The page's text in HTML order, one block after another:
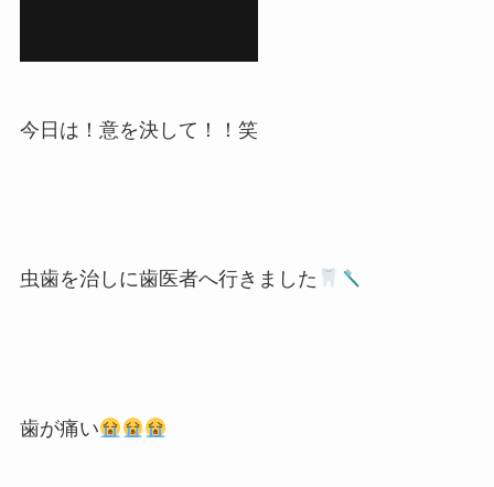
今日は！意を決して！！笑
虫歯を治しに歯医者へ行きました
歯が痛い